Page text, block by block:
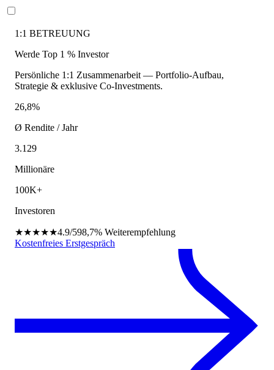
1:1 BETREUUNG
Werde Top 1 % Investor
Persönliche 1:1 Zusammenarbeit — Portfolio-Aufbau,
Strategie & exklusive Co-Investments.
26,8%
Ø Rendite / Jahr
3.129
Millionäre
100K+
Investoren
★★★★★4.9/598,7% Weiterempfehlung
Kostenfreies Erstgespräch